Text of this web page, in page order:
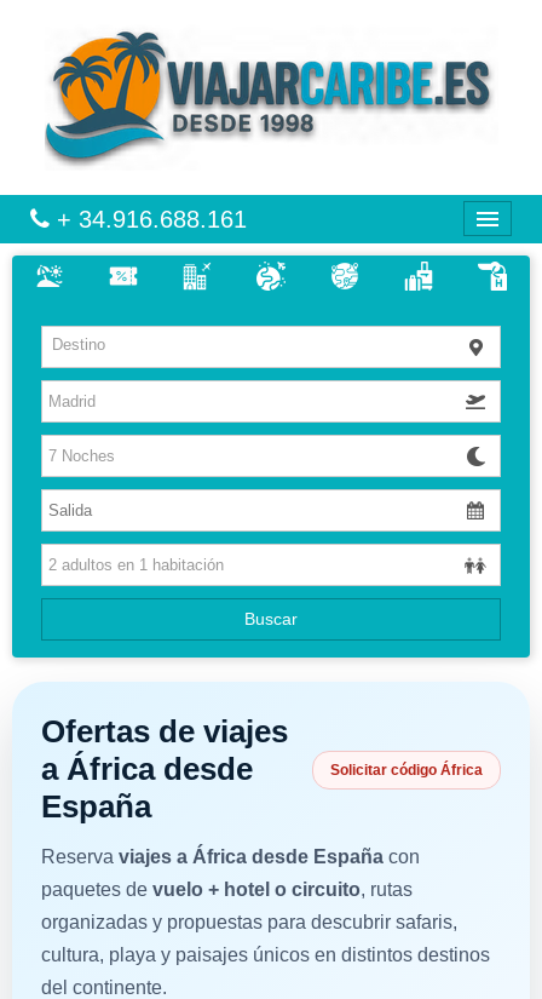
+ 34.916.688.161
VIAJES
VUELO + HOTEL
MULTIDESTINOS
CIRCUITOS
HOTELES
GUIAS DE VIAJES
Destino
Buscar
Ofertas de viajes
a África desde
España
Solicitar código África
Reserva viajes a África desde España con
paquetes de vuelo + hotel o circuito, rutas
organizadas y propuestas para descubrir safaris,
cultura, playa y paisajes únicos en distintos destinos
del continente.